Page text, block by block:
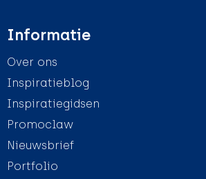
Informatie
Over ons
Inspiratieblog
Inspiratiegidsen
Promoclaw
Nieuwsbrief
Portfolio